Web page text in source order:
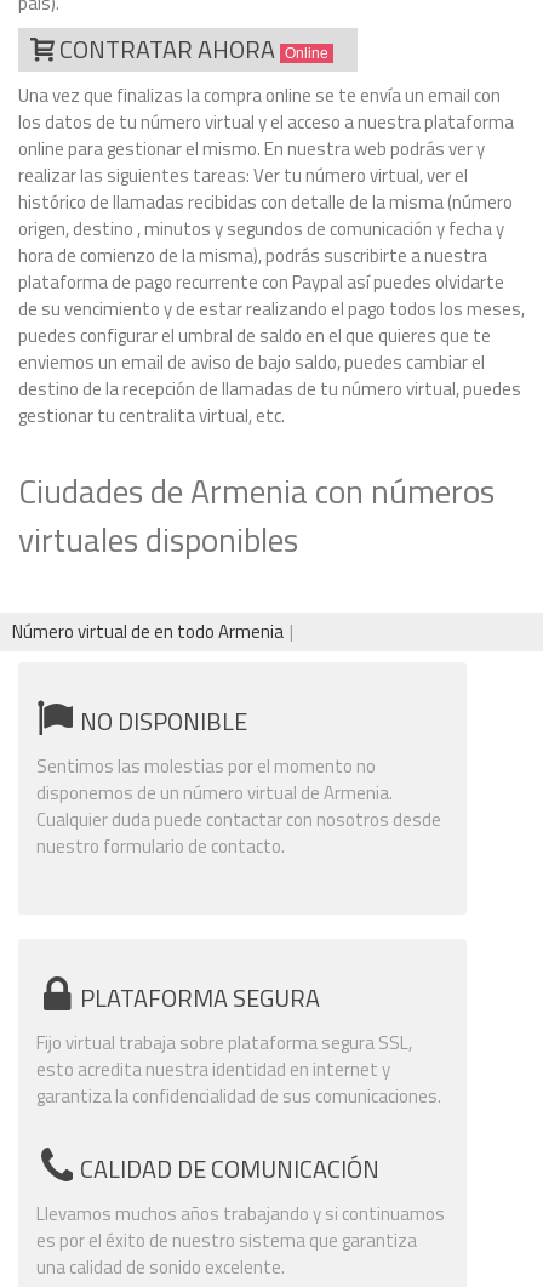
CONTRATAR AHORA Online
Una vez que finalizas la compra online se te envía un email con
los datos de tu número virtual y el acceso a nuestra plataforma
online para gestionar el mismo. En nuestra web podrás ver y
realizar las siguientes tareas: Ver tu número virtual, ver el
histórico de llamadas recibidas con detalle de la misma (número
origen, destino , minutos y segundos de comunicación y fecha y
hora de comienzo de la misma), podrás suscribirte a nuestra
plataforma de pago recurrente con Paypal así puedes olvidarte
de su vencimiento y de estar realizando el pago todos los meses,
puedes configurar el umbral de saldo en el que quieres que te
enviemos un email de aviso de bajo saldo, puedes cambiar el
destino de la recepción de llamadas de tu número virtual, puedes
gestionar tu centralita virtual, etc.
Ciudades de Armenia con números
virtuales disponibles
Número virtual de en todo Armenia
NO DISPONIBLE
Sentimos las molestias por el momento no
disponemos de un número virtual de Armenia.
Cualquier duda puede contactar con nosotros desde
nuestro formulario de contacto.
PLATAFORMA SEGURA
Fijo virtual trabaja sobre plataforma segura SSL,
esto acredita nuestra identidad en internet y
garantiza la confidencialidad de sus comunicaciones.
CALIDAD DE COMUNICACIÓN
Llevamos muchos años trabajando y si continuamos
es por el éxito de nuestro sistema que garantiza
una calidad de sonido excelente.